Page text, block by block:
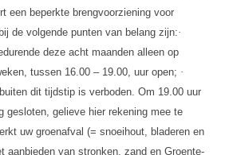
een beperkte brengvoorziening voor
de volgende punten van belang zijn:·
deze acht maanden alleen op
tussen 16.00 – 19.00, uur open; ·
dit tijdstip is verboden. Om 19.00 uur
gesloten, gelieve hier rekening mee te
uw groenafval (= snoeihout, bladeren en
aanbieden van stronken, zand en Groente-